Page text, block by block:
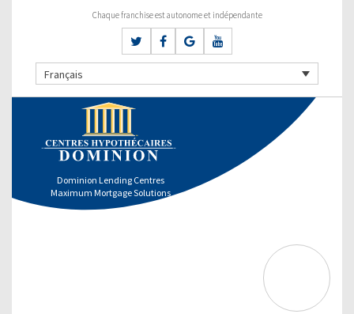
Chaque franchise est autonome et indépendante
Français
Dominion Lending Centres
Maximum Mortgage Solutions